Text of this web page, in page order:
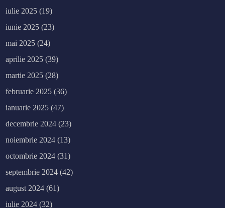
iulie 2025 (19)
iunie 2025 (23)
mai 2025 (24)
aprilie 2025 (39)
martie 2025 (28)
februarie 2025 (36)
ianuarie 2025 (47)
decembrie 2024 (23)
noiembrie 2024 (13)
octombrie 2024 (31)
septembrie 2024 (42)
august 2024 (61)
iulie 2024 (32)